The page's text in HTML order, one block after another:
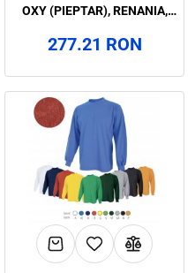
OXY (PIEPTAR), RENANIA,
277.21 RON